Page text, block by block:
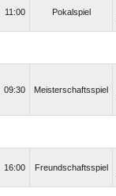
11:00 Pokalspiel
09:30 Meisterschaftsspiel
16:00 Freundschaftsspiel